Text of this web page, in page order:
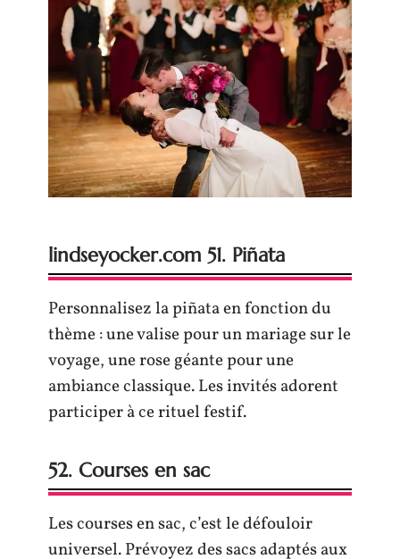
lindseyocker.com 51. Piñata
Personnalisez la piñata en fonction du
thème : une valise pour un mariage sur le
voyage, une rose géante pour une
ambiance classique. Les invités adorent
participer à ce rituel festif.
52. Courses en sac
Les courses en sac, c’est le défouloir
universel. Prévoyez des sacs adaptés aux